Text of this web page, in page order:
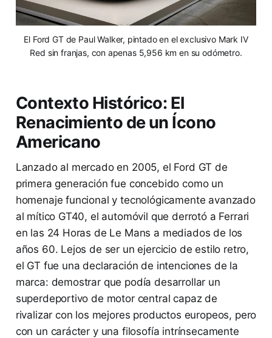
El Ford GT de Paul Walker, pintado en el exclusivo Mark IV
Red sin franjas, con apenas 5,956 km en su odómetro.
Contexto Histórico: El
Renacimiento de un Ícono
Americano
Lanzado al mercado en 2005, el Ford GT de
primera generación fue concebido como un
homenaje funcional y tecnológicamente avanzado
al mítico GT40, el automóvil que derrotó a Ferrari
en las 24 Horas de Le Mans a mediados de los
años 60. Lejos de ser un ejercicio de estilo retro,
el GT fue una declaración de intenciones de la
marca: demostrar que podía desarrollar un
superdeportivo de motor central capaz de
rivalizar con los mejores productos europeos, pero
con un carácter y una filosofía intrínsecamente